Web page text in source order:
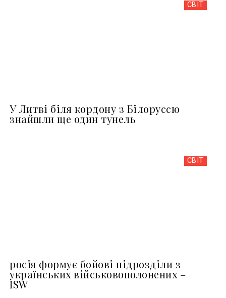
СВІТ
У Литві біля кордону з Білоруссю
знайшли ще один тунель
СВІТ
росія формує бойові підрозділи з
українських військовополонених –
ISW